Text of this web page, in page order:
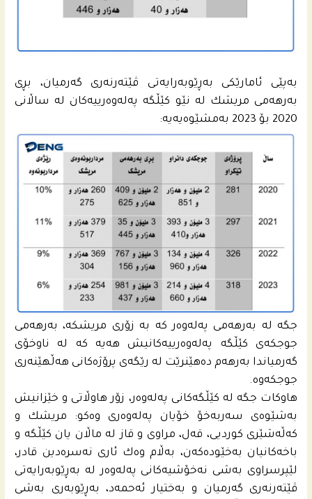
به‌پێى ئامارێكى به‌ڕێوبه‌رایه‌تى ڤێته‌رنه‌رى گه‌رمیان، بڕى
به‌رهه‌مى مریشك له‌ نێو كێڵگه‌ په‌له‌وه‌رییه‌كان لە ساڵانی
2020 بۆ 2023 به‌مشێوه‌یه‌یە:
جگه‌ له‌ به‌رهه‌مى په‌له‌وه‌ر كه‌ به‌ زۆری مریشكه‌، به‌رهه‌مى
جوجكه‌ى كێڵگه‌ په‌له‌وه‌رییه‌كانیش هه‌یه‌ كه‌ له‌ ناوخۆى
گه‌رمیاندا به‌رهه‌م ده‌هێنرێت له‌ رێگه‌ى پرۆژه‌كانى هه‌ڵهێنه‌رى
جوجكه‌وه‌.
هاوكات جگه‌ له‌ كێڵگه‌كانى په‌له‌وه‌ر، زۆر هاوڵاتى و خێزانیش
به‌شێوه‌ى سه‌ربه‌خۆ خۆیان په‌له‌وه‌رى وه‌كو: مریشك و
كه‌ڵه‌شێرى كوردیی، قه‌ل، مراوی و قاز له‌ ماڵان یان كێڵگه‌ و
باخه‌كانیان به‌خێوده‌كه‌ن، به‌ڵام وه‌ك ئارى نه‌سره‌دین قادر،
لێپرسراوى به‌شى نه‌خۆشیه‌كانى په‌له‌وه‌ر له‌ به‌ڕێوبه‌رایه‌تى
ڤێته‌رنه‌رى گه‌رمیان و به‌ختیار ئه‌حمه‌د، به‌ڕێوبه‌رى به‌شى